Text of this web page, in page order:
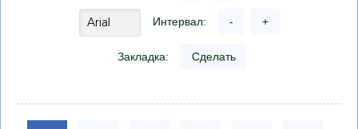
Интервал: - +
Закладка: Сделать